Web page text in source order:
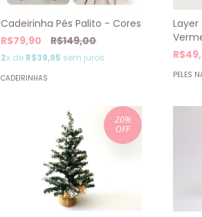
Cadeirinha Pés Palito - Cores
R$79,90
R$149,00
2x de R$39,95 sem juros
CADEIRINHAS PELES
20%
OFF